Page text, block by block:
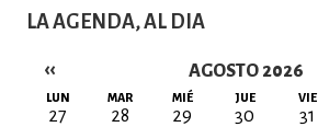
LA AGENDA, AL DIA
AGOSTO 2026
Paginación
‹‹
LUN MAR MIÉ JUE VIE
27 28 29 30 31